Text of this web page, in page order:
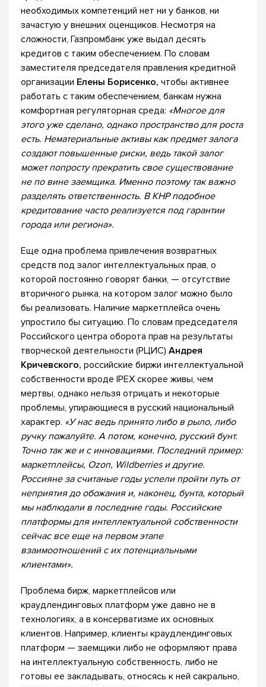
необходимых компетенций нет ни у банков, ни
зачастую у внешних оценщиков. Несмотря на
сложности, Газпромбанк уже выдал десять
кредитов с таким обеспечением. По словам
заместителя председателя правления кредитной
организации Елены Борисенко, чтобы активнее
работать с таким обеспечением, банкам нужна
комфортная регуляторная среда: «Многое для
этого уже сделано, однако пространство для роста
есть. Нематериальные активы как предмет залога
создают повышенные риски, ведь такой залог
может попросту прекратить свое существование
не по вине заемщика. Именно поэтому так важно
разделять ответственность. В КНР подобное
кредитование часто реализуется под гарантии
города или региона».
Еще одна проблема привлечения возвратных
средств под залог интеллектуальных прав, о
которой постоянно говорят банки, — отсутствие
вторичного рынка, на котором залог можно было
бы реализовать. Наличие маркетплейса очень
упростило бы ситуацию. По словам председателя
Российского центра оборота прав на результаты
творческой деятельности (РЦИС) Андрея
Кричевского, российские биржи интеллектуальной
собственности вроде IPEX скорее живы, чем
мертвы, однако нельзя отрицать и некоторые
проблемы, упирающиеся в русский национальный
характер. «У нас ведь принято либо в рыло, либо
ручку пожалуйте. А потом, конечно, русский бунт.
Точно так же и с инновациями. Последний пример:
маркетплейсы, Ozon, Wildberriesи другие.
Россияне за считаные годы успели пройти путь от
неприятия до обожания и, наконец, бунта, который
мы наблюдали в последние годы. Российские
платформы для интеллектуальной собственности
сейчас все еще на первом этапе
взаимоотношений с их потенциальными
клиентами».
Проблема бирж, маркетплейсов или
краудлендинговых платформ уже давно не в
технологиях, а в консерватизме их основных
клиентов. Например, клиенты краудлендинговых
платформ — заемщики либо не оформляют права
на интеллектуальную собственность, либо не
готовы ее закладывать, относясь к ней сакрально,